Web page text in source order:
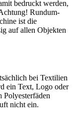
bedruckt werden,
Rundum-
ist die
auf allen Objekten
bei Textilien
ein Text, Logo oder
nicht ein.